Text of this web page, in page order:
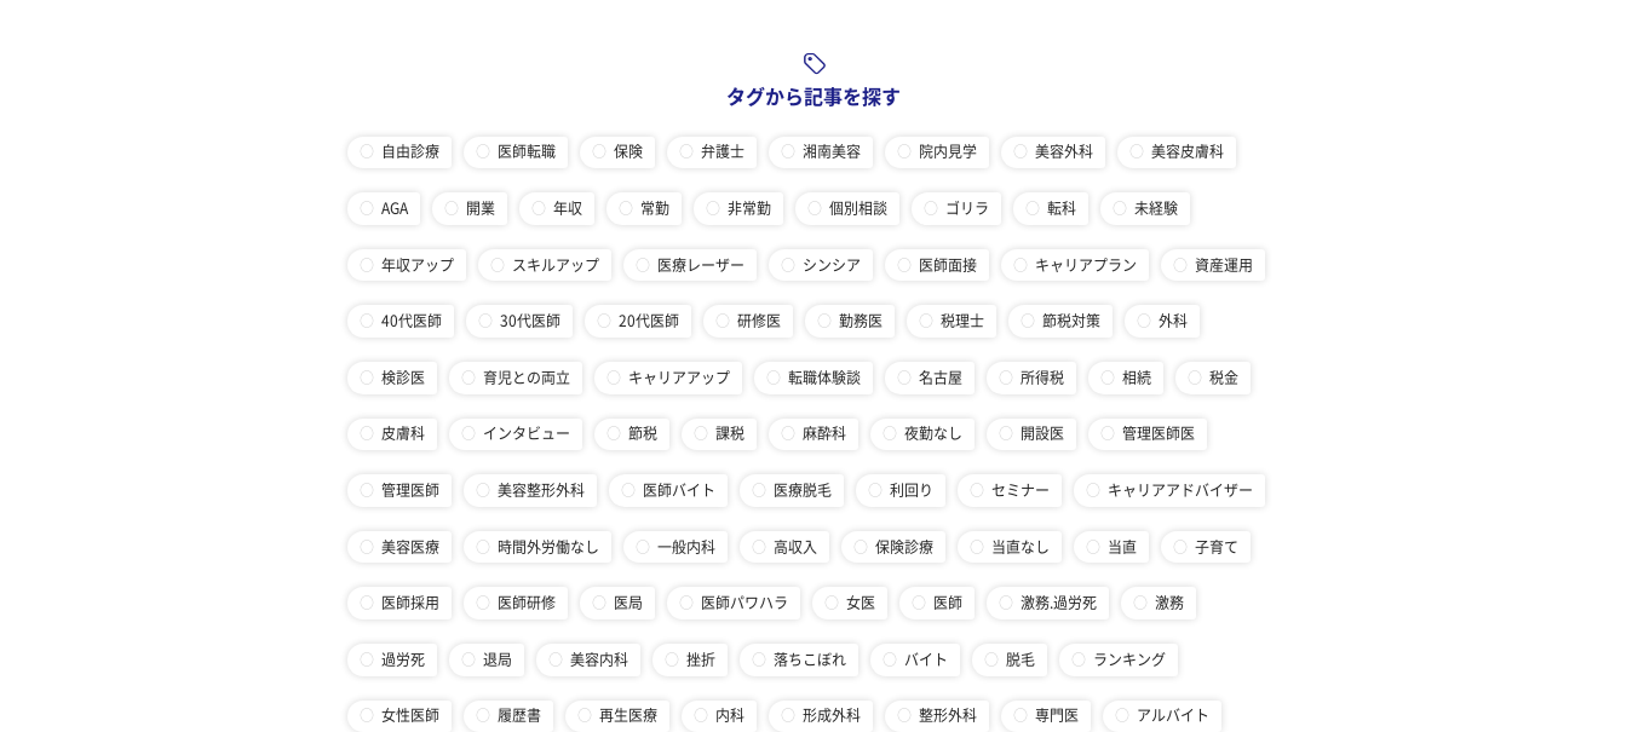
タグから記事を探す
自由診療 医師転職 保険 弁護士 湘南美容 院内見学 美容外科 美容皮膚科
AGA 開業 年収 常勤 非常勤 個別相談 ゴリラ 転科 未経験
年収アップ スキルアップ 医療レーザー シンシア 医師面接 キャリアプラン 資産運用
40代医師 30代医師 20代医師 研修医 勤務医 税理士 節税対策 外科
検診医 育児との両立 キャリアアップ 転職体験談 名古屋 所得税 相続 税金
皮膚科 インタビュー 節税 課税 麻酔科 夜勤なし 開設医 管理医師医
管理医師 美容整形外科 医師バイト 医療脱毛 利回り セミナー キャリアアドバイザー
美容医療 時間外労働なし 一般内科 高収入 保険診療 当直なし 当直 子育て
医師採用 医師研修 医局 医師パワハラ 女医 医師 激務.過労死 激務
過労死 退局 美容内科 挫折 落ちこぼれ バイト 脱毛 ランキング
女性医師 履歴書 再生医療 内科 形成外科 整形外科 専門医 アルバイト